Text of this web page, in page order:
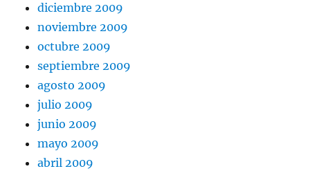
diciembre 2009
noviembre 2009
octubre 2009
septiembre 2009
agosto 2009
julio 2009
junio 2009
mayo 2009
abril 2009